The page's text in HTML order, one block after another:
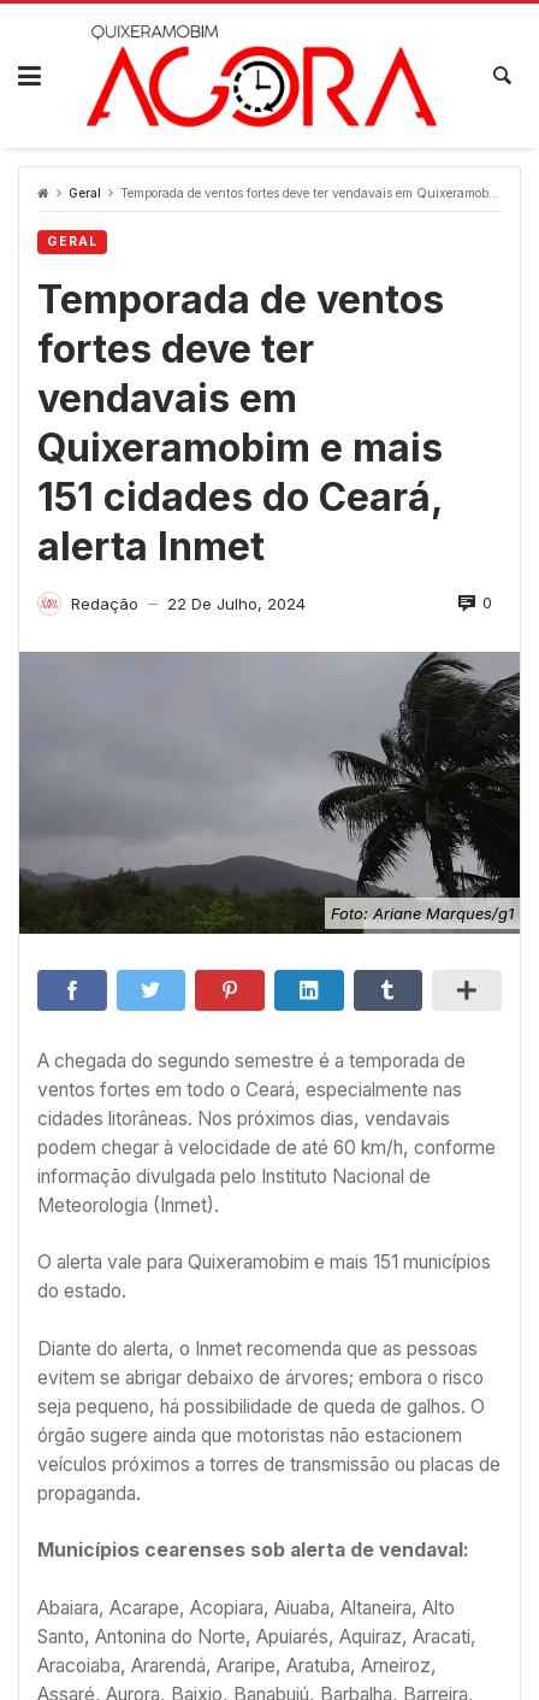
Skip
Geral Temporada de ventos fortes deve ter vendavais em Quixeramobim e mais 151 cidades do Ceará, alerta Inmet
GERAL
Temporada de ventos
fortes deve ter
vendavais em
Quixeramobim e mais
151 cidades do Ceará,
alerta Inmet
Redação — 22 De Julho, 2024 0
Foto: Ariane Marques/g1
A chegada do segundo semestre é a temporada de
ventos fortes em todo o Ceará, especialmente nas
cidades litorâneas. Nos próximos dias, vendavais
podem chegar à velocidade de até 60 km/h, conforme
informação divulgada pelo Instituto Nacional de
Meteorologia (Inmet).
O alerta vale para Quixeramobim e mais 151 municípios
do estado.
Diante do alerta, o Inmet recomenda que as pessoas
evitem se abrigar debaixo de árvores; embora o risco
seja pequeno, há possibilidade de queda de galhos. O
órgão sugere ainda que motoristas não estacionem
veículos próximos a torres de transmissão ou placas de
propaganda.
Municípios cearenses sob alerta de vendaval:
Abaiara, Acarape, Acopiara, Aiuaba, Altaneira, Alto
Santo, Antonina do Norte, Apuiarés, Aquiraz, Aracati,
Aracoiaba, Ararendá, Araripe, Aratuba, Arneiroz,
Assaré, Aurora, Baixio, Banabuiú, Barbalha, Barreira,